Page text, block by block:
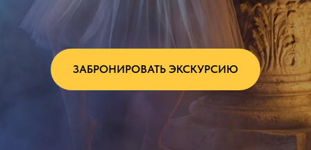
ЗАБРОНИРОВАТЬ ЭКСКУРСИЮ